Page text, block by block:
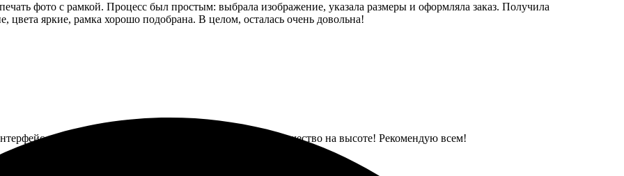
фото с рамкой. Процесс был простым: выбрала изображение, указала размеры и оформляла заказ. Получила
цвета яркие, рамка хорошо подобрана. В целом, осталась очень довольна!
сайта, быстрое оформление. Подошло идеально, качество на высоте! Рекомендую всем!